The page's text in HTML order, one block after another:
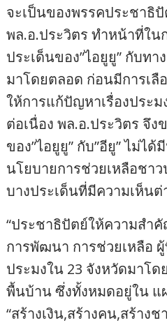
จะเป็นของพรรคประชาธิปั
พล.อ.ประวิตร ทำหน้าที่ใน
ประเด็นของ”ไอยูยู” กับทา
มาโดยตลอด ก่อนมีการเลื
ให้การแก้ปัญหาเรื่องประม
ต่อเนื่อง พล.อ.ประวิตร จึง
ของ”ไอยูยู” กับ”อียู” ไม่ไ
นโยบายการช่วยเหลือชา
บางประเด็นที่มีความเห็นต่
“ประชาธิปัตย์ให้ความสำ
การพัฒนา การช่วยเหลือ
ประมงใน 23 จังหวัดมาโ
พื้นบ้าน ซึ่งทั้งหมดอยู่ใน แ
“สร้างเงิน,สร้างคน,สร้าง